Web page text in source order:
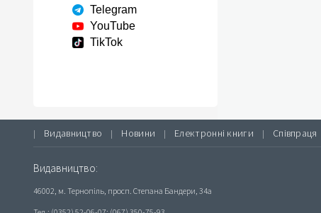
Telegram
YouTube
TikTok
| Видавництво | Новини | Електронні книги | Співпраця
Видавництво:
46002, м. Тернопіль, просп. Степана Бандери, 34а